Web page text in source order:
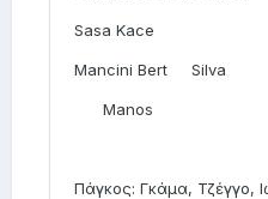
Sasa Kace
Mancini Bert Silva
Manos
Πάγκος: Γκάμα, Τζέγγο,